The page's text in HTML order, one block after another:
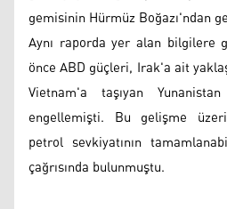
gemisinin Hürmüz Boğazı'ndan
Aynı raporda yer alan bilgilere
önce ABD güçleri, Irak'a ait
Vietnam'a taşıyan
engellemişti. Bu gelişme
petrol sevkiyatının
çağrısında bulunmuştu.